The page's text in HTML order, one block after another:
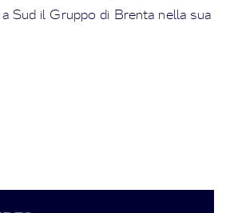
Sud il Gruppo di Brenta nella sua